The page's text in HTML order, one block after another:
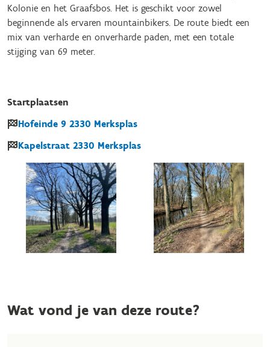
Kolonie en het Graafsbos. Het is geschikt voor zowel
beginnende als ervaren mountainbikers. De route biedt een
mix van verharde en onverharde paden, met een totale
stijging van 69 meter.
Startplaatsen
Hofeinde 9 2330 Merksplas
Kapelstraat 2330 Merksplas
Wat vond je van deze route?